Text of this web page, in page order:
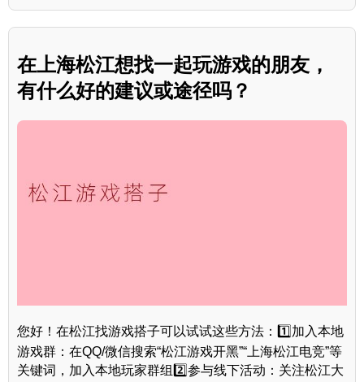
在上海松江想找一起玩游戏的朋友，
有什么好的建议或途径吗？
您好！在松江找游戏搭子可以试试这些方法：1️⃣加入本地
游戏群：在QQ/微信搜索“松江游戏开黑”“上海松江电竞”等
关键词，加入本地玩家群组2️⃣参与线下活动：关注松江大